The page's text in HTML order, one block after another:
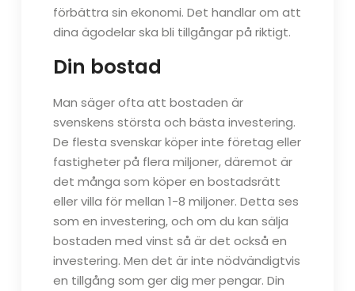
förbättra sin ekonomi. Det handlar om att
dina ägodelar ska bli tillgångar på riktigt.
Din bostad
Man säger ofta att bostaden är
svenskens största och bästa investering.
De flesta svenskar köper inte företag eller
fastigheter på flera miljoner, däremot är
det många som köper en bostadsrätt
eller villa för mellan 1-8 miljoner. Detta ses
som en investering, och om du kan sälja
bostaden med vinst så är det också en
investering. Men det är inte nödvändigtvis
en tillgång som ger dig mer pengar. Din